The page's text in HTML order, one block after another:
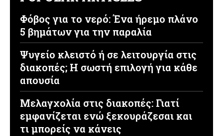
Φόβος για το νερό: Ένα ήρεμο πλάνο
5 βημάτων για την παραλία
Ψυγείο κλειστό ή σε λειτουργία στις
διακοπές; Η σωστή επιλογή για κάθε
απουσία
Μελαγχολία στις διακοπές: Γιατί
εμφανίζεται ενώ ξεκουράζεσαι και
τι μπορείς να κάνεις